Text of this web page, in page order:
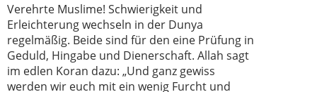
Verehrte Muslime! Schwierigkeit und
Erleichterung wechseln in der Dunya
regelmäßig. Beide sind für den eine Prüfung in
Geduld, Hingabe und Dienerschaft. Allah sagt
im edlen Koran dazu: „Und ganz gewiss
werden wir euch mit ein wenig Furcht und